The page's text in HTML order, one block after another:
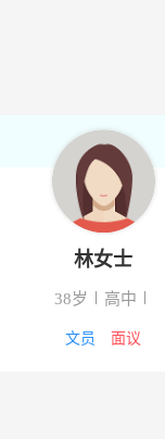
林女士
38岁 高中
文员 面议